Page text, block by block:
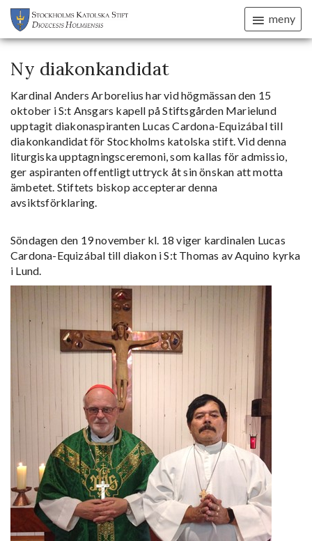
meny
Ny diakonkandidat
Kardinal Anders Arborelius har vid högmässan den 15
oktober i S:t Ansgars kapell på Stiftsgården Marielund
upptagit diakonaspiranten Lucas Cardona-Equizábaltill
diakonkandidat för Stockholms katolska stift. Vid denna
liturgiska upptagningsceremoni, som kallas föradmissio,
ger aspiranten offentligt uttryck åt sin önskan att motta
ämbetet. Stiftets biskop accepterar denna
avsiktsförklaring.
Söndagen den 19 november kl. 18 viger kardinalen Lucas
Cardona-Equizábal till diakon i S:t Thomas av Aquino kyrka
i Lund.